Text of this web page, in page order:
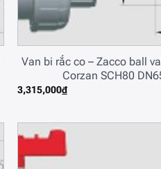
Van bi rắc co – Zacco ball
Corzan SCH80
3,315,000₫